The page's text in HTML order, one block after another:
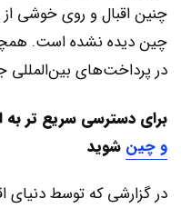
چنین اقبال و روی خوشی
چین دیده نشده است.
در پرداخت‌های بین‌المللی
برای دسترسی سریع تر به
و چین شوید
در گزارشی که توسط دنيای